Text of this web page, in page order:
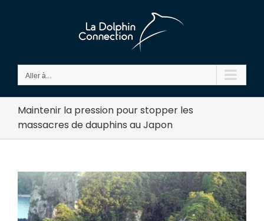
Aller à...
Maintenir la pression pour stopper les
massacres de dauphins au Japon